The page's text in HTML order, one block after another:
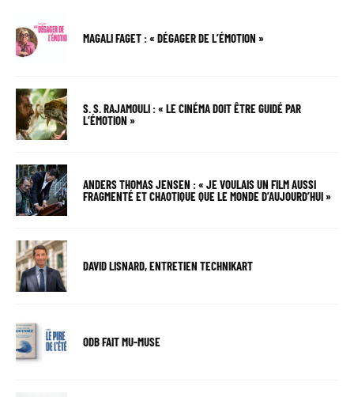
MAGALI FAGET : « DÉGAGER DE L’ÉMOTION »
S. S. RAJAMOULI : « LE CINÉMA DOIT ÊTRE GUIDÉ PAR
L’ÉMOTION »
ANDERS THOMAS JENSEN : « JE VOULAIS UN FILM AUSSI
FRAGMENTÉ ET CHAOTIQUE QUE LE MONDE D’AUJOURD’HUI »
DAVID LISNARD, ENTRETIEN TECHNIKART
ODB FAIT MU-MUSE